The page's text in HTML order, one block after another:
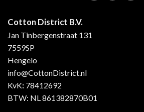
Cotton District B.V.
Jan Tinbergenstraat 131
7559SP
Hengelo
info@CottonDistrict.nl
KvK: 78412692
BTW: NL 861382870B01